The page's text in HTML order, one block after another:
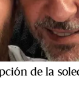
de la